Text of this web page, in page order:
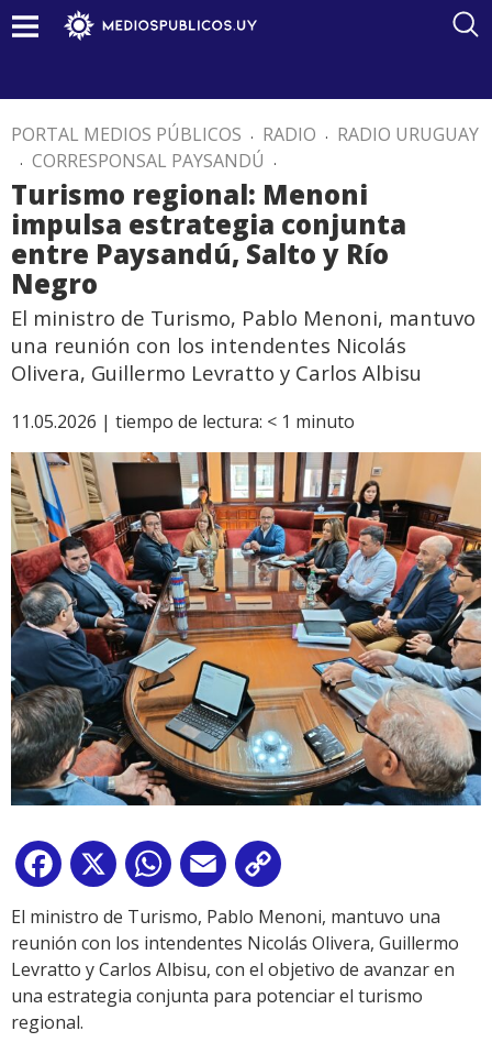
PORTAL MEDIOS PÚBLICOS . RADIO . RADIO URUGUAY
. CORRESPONSAL PAYSANDÚ .
Turismo regional: Menoni
impulsa estrategia conjunta
entre Paysandú, Salto y Río
Negro
El ministro de Turismo, Pablo Menoni, mantuvo
una reunión con los intendentes Nicolás
Olivera, Guillermo Levratto y Carlos Albisu
11.05.2026 | tiempo de lectura: < 1 minuto
Facebook
X WhatsApp
Email
Link
El ministro de Turismo, Pablo Menoni, mantuvo una
reunión con los intendentes Nicolás Olivera, Guillermo
Levratto y Carlos Albisu, con el objetivo de avanzar en
una estrategia conjunta para potenciar el turismo
regional.